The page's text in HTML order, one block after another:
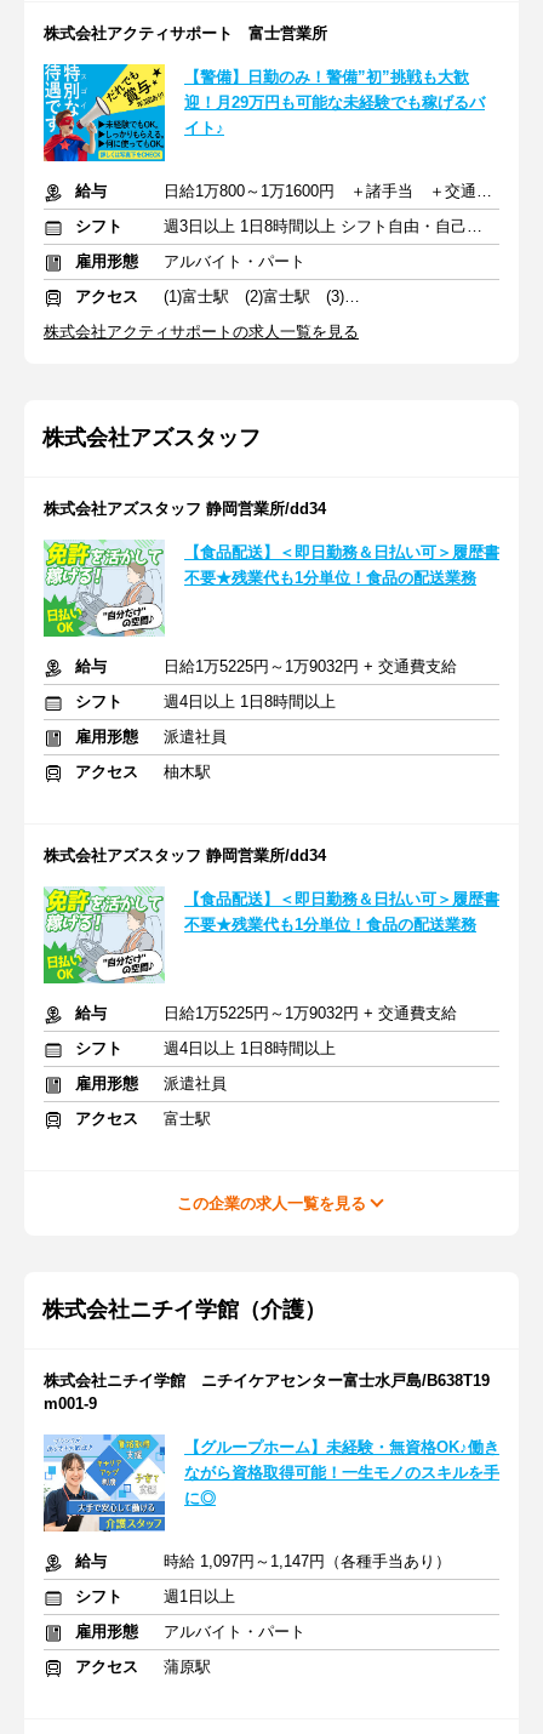
株式会社アクティサポート 富士営業所
【警備】日勤のみ！警備”初”挑戦も大歓
迎！月29万円も可能な未経験でも稼げるバ
イト♪
給与
日給1万800～1万1600円 ＋諸手当 ＋交通費全額支給
シフト
週3日以上 1日8時間以上 シフト自由・自己申告
雇用形態
アルバイト・パート
アクセス
(1)富士駅 (2)富士駅 (3)富士駅
株式会社アクティサポートの求人一覧を見る
株式会社アズスタッフ
株式会社アズスタッフ 静岡営業所/dd34
【食品配送】＜即日勤務＆日払い可＞履歴書
不要★残業代も1分単位！食品の配送業務
給与
日給1万5225円～1万9032円 + 交通費支給
シフト
週4日以上 1日8時間以上
雇用形態
派遣社員
アクセス
柚木駅
株式会社アズスタッフ 静岡営業所/dd34
【食品配送】＜即日勤務＆日払い可＞履歴書
不要★残業代も1分単位！食品の配送業務
給与
日給1万5225円～1万9032円 + 交通費支給
シフト
週4日以上 1日8時間以上
雇用形態
派遣社員
アクセス
富士駅
この企業の求人一覧を見る
株式会社ニチイ学館（介護）
株式会社ニチイ学館 ニチイケアセンター富士水戸島/B638T19
m001-9
【グループホーム】未経験・無資格OK♪働き
ながら資格取得可能！一生モノのスキルを手
に◎
給与
時給 1,097円～1,147円（各種手当あり）
シフト
週1日以上
雇用形態
アルバイト・パート
アクセス
蒲原駅